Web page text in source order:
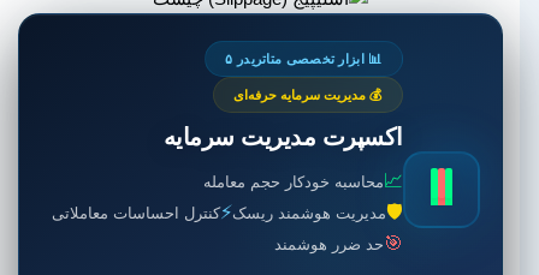
📊 ابزار تخصصی متاتریدر ۵
💰 مدیریت سرمایه حرفه‌ای
اکسپرت مدیریت سرمایه
📈محاسبه خودکار حجم معامله
🛡️ مدیریت هوشمند ریسک⚡کنترل احساسات معاملاتی
🎯حد ضرر هوشمند